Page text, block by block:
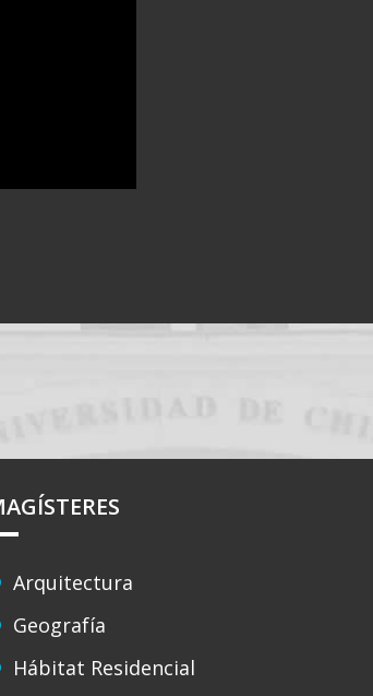
Arquitectura
Geografía
Hábitat Residencial